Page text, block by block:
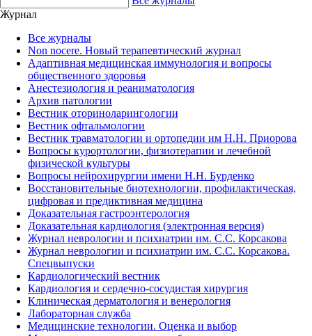
Журнал
Все журналы
Non nocere. Новый терапевтический журнал
Адаптивная медицинская иммунология и вопросы
общественного здоровья
Анестезиология и реаниматология
Архив патологии
Вестник оториноларингологии
Вестник офтальмологии
Вестник травматологии и ортопедии им Н.Н. Приорова
Вопросы курортологии, физиотерапии и лечебной
физической культуры
Вопросы нейрохирургии имени Н.Н. Бурденко
Восстановительные биотехнологии, профилактическая,
цифровая и предиктивная медицина
Доказательная гастроэнтерология
Доказательная кардиология (электронная версия)
Журнал неврологии и психиатрии им. С.С. Корсакова
Журнал неврологии и психиатрии им. С.С. Корсакова.
Спецвыпуски
Кардиологический вестник
Кардиология и сердечно-сосудистая хирургия
Клиническая дерматология и венерология
Лабораторная служба
Медицинские технологии. Оценка и выбор